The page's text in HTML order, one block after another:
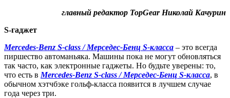
главный редактор TopGear Николай Качурин
S-гаджет
Mercedes-Benz S-class / Мерседес-Бенц S-класса – это всегда
пиршество автоманьяка. Машины пока не могут обновляться
так часто, как электронные гаджеты. Но будьте уверены: то,
что есть в Mercedes-Benz S-class / Мерседес-Бенц S-класса, в
обычном хэтчбэке гольф-класса появится в лучшем случае
года через три.